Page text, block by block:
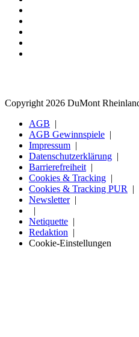
Copyright 2026 DuMont
AGB
AGB Gewinnspiele
Impressum
Datenschutzerklärung
Barrierefreiheit
Cookies & Tracking
Cookies & Tracking PUR
Newsletter
Netiquette
Redaktion
Cookie-Einstellungen